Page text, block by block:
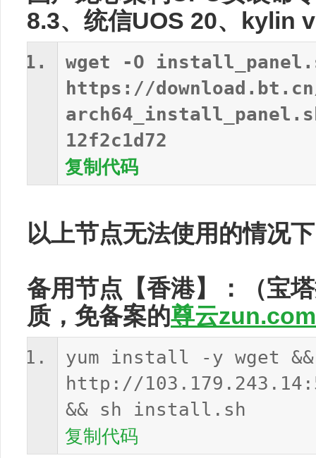
8.3、统信UOS 20、kylin
wget -O
https://
12f2c1d72
复制代码
以上节点无法使用的情况
备用节点【香港】：（宝
质，免备案的尊云zun.com
yum install -y wget
http://
&& sh install.sh
复制代码